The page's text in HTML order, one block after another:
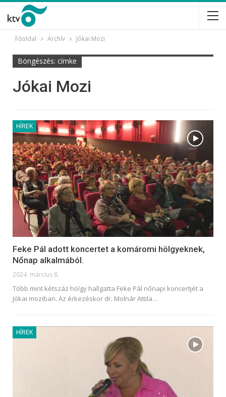
Főoldal Archív Jókai Mozi
Böngészés: címke
Jókai Mozi
HÍREK
Feke Pál adott koncertet a komáromi hölgyeknek,
Nőnap alkalmából.
2024. március 8.
Több mint kétszáz hölgy hallgatta Feke Pál nőnapi koncertjét a
Jókai moziban. Az érkezéskor dr. Molnár Attila…
HÍREK